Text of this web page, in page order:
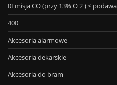
0Emisja CO (przy 13% O 2 ) ≤
400
Akcesoria alarmowe
Akcesoria dekarskie
Akcesoria do bram